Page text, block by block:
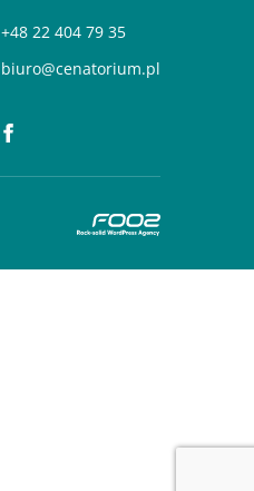
+48 22 404 79 35
biuro@cenatorium.pl